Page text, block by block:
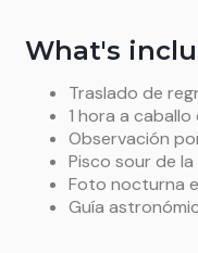
What's
Traslado de
1 hora a
Observación
Pisco sour de la
Foto nocturna
Guía